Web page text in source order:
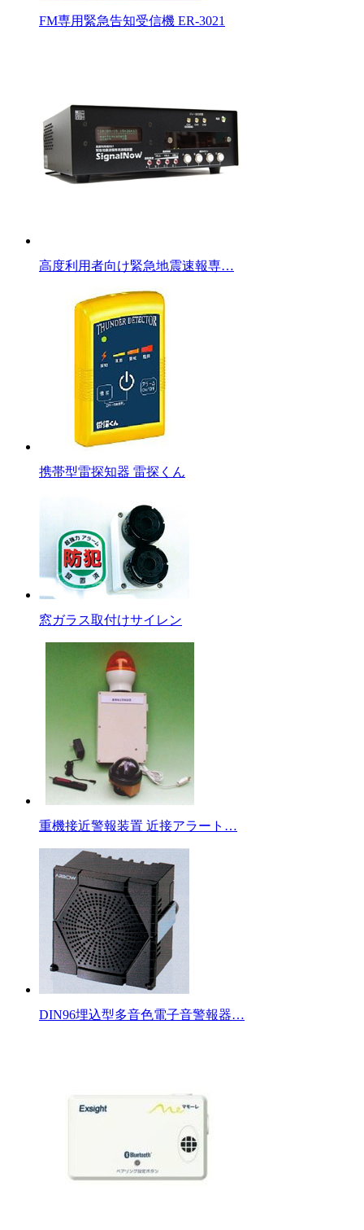
FM専用緊急告知受信機 ER-3021
高度利用者向け緊急地震速報専…
携帯型雷探知器 雷探くん
窓ガラス取付けサイレン
重機接近警報装置 近接アラート…
DIN96埋込型多音色電子音警報器…